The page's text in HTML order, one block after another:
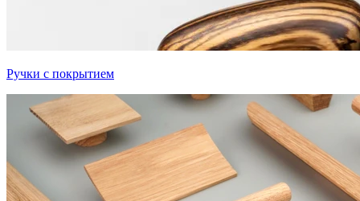
Ручки с покрытием